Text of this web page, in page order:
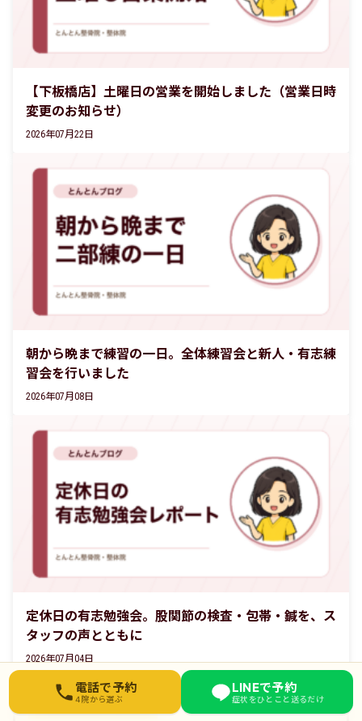
【下板橋店】土曜日の営業を開始しました（営業日時
変更のお知らせ）
2026年07月22日
朝から晩まで練習の一日。全体練習会と新人・有志練
習会を行いました
2026年07月08日
定休日の有志勉強会。股関節の検査・包帯・鍼を、ス
タッフの声とともに
2026年07月04日
お近くの院を選んでください
東武練馬院 03-6912-3076
電話で予約
4院から選ぶ
LINEで予約
症状をひとこと送るだけ